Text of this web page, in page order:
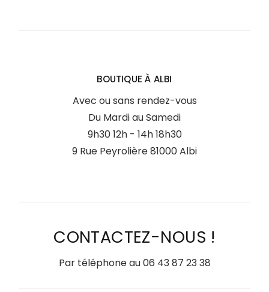
BOUTIQUE À ALBI
Avec ou sans rendez-vous
Du Mardi au Samedi
9h30 12h - 14h 18h30
9 Rue Peyrolière 81000 Albi
CONTACTEZ-NOUS !
Par téléphone au06 43 87 23 38